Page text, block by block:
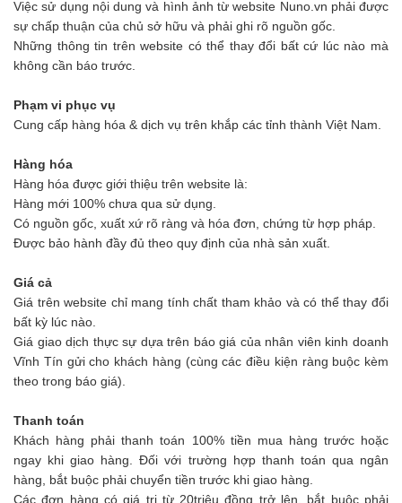
Việc sử dụng nội dung và hình ảnh từ website Nuno.vn phải được
sự chấp thuận của chủ sở hữu và phải ghi rõ nguồn gốc.
Những thông tin trên website có thể thay đổi bất cứ lúc nào mà
không cần báo trước.
Phạm vi phục vụ
Cung cấp hàng hóa & dịch vụ trên khắp các tỉnh thành Việt Nam.
Hàng hóa
Hàng hóa được giới thiệu trên website là:
Hàng mới 100% chưa qua sử dụng.
Có nguồn gốc, xuất xứ rõ ràng và hóa đơn, chứng từ hợp pháp.
Được bảo hành đầy đủ theo quy định của nhà sản xuất.
Giá cả
Giá trên website chỉ mang tính chất tham khảo và có thể thay đổi
bất kỳ lúc nào.
Giá giao dịch thực sự dựa trên báo giá của nhân viên kinh doanh
Vĩnh Tín gửi cho khách hàng (cùng các điều kiện ràng buộc kèm
theo trong báo giá).
Thanh toán
Khách hàng phải thanh toán 100% tiền mua hàng trước hoặc
ngay khi giao hàng. Đối với trường hợp thanh toán qua ngân
hàng, bắt buộc phải chuyển tiền trước khi giao hàng.
Các đơn hàng có giá trị từ 20triệu đồng trở lên, bắt buộc phải